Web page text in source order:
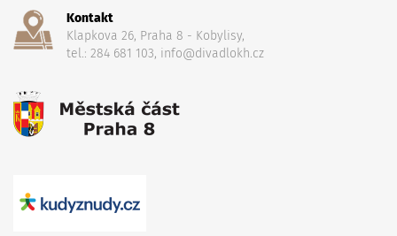
Kontakt
Klapkova 26, Praha 8 - Kobylisy,
tel.: 284 681 103, info@divadlokh.cz